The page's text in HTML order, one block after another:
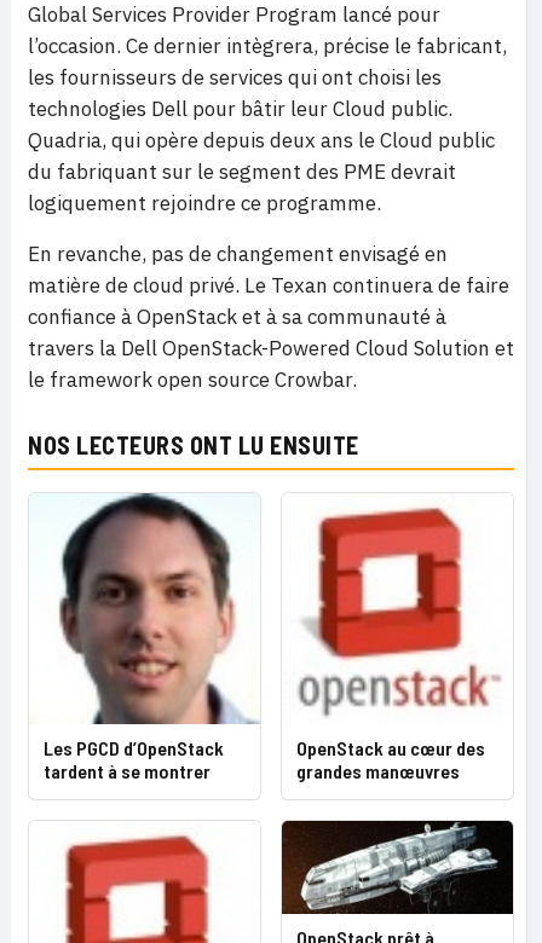
Global Services Provider Program lancé pour
l’occasion. Ce dernier intègrera, précise le fabricant,
les fournisseurs de services qui ont choisi les
technologies Dell pour bâtir leur Cloud public.
Quadria, qui opère depuis deux ans le Cloud public
du fabriquant sur le segment des PME devrait
logiquement rejoindre ce programme.
En revanche, pas de changement envisagé en
matière de cloud privé. Le Texan continuera de faire
confiance à OpenStack et à sa communauté à
travers la Dell OpenStack-Powered Cloud Solution et
le framework open source Crowbar.
NOS LECTEURS ONT LU ENSUITE
Les PGCD d’OpenStack
tardent à se montrer
OpenStack au cœur des
grandes manœuvres
OpenStack prêt à